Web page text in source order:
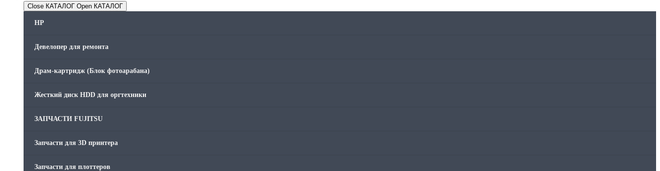
Close КАТАЛОГ Open КАТАЛОГ
HP
Девелопер для ремонта
Драм-картридж (Блок фотоарабана)
Жесткий диск HDD для оргтехники
ЗАПЧАСТИ FUJITSU
Запчасти для 3D принтера
Запчасти для плоттеров